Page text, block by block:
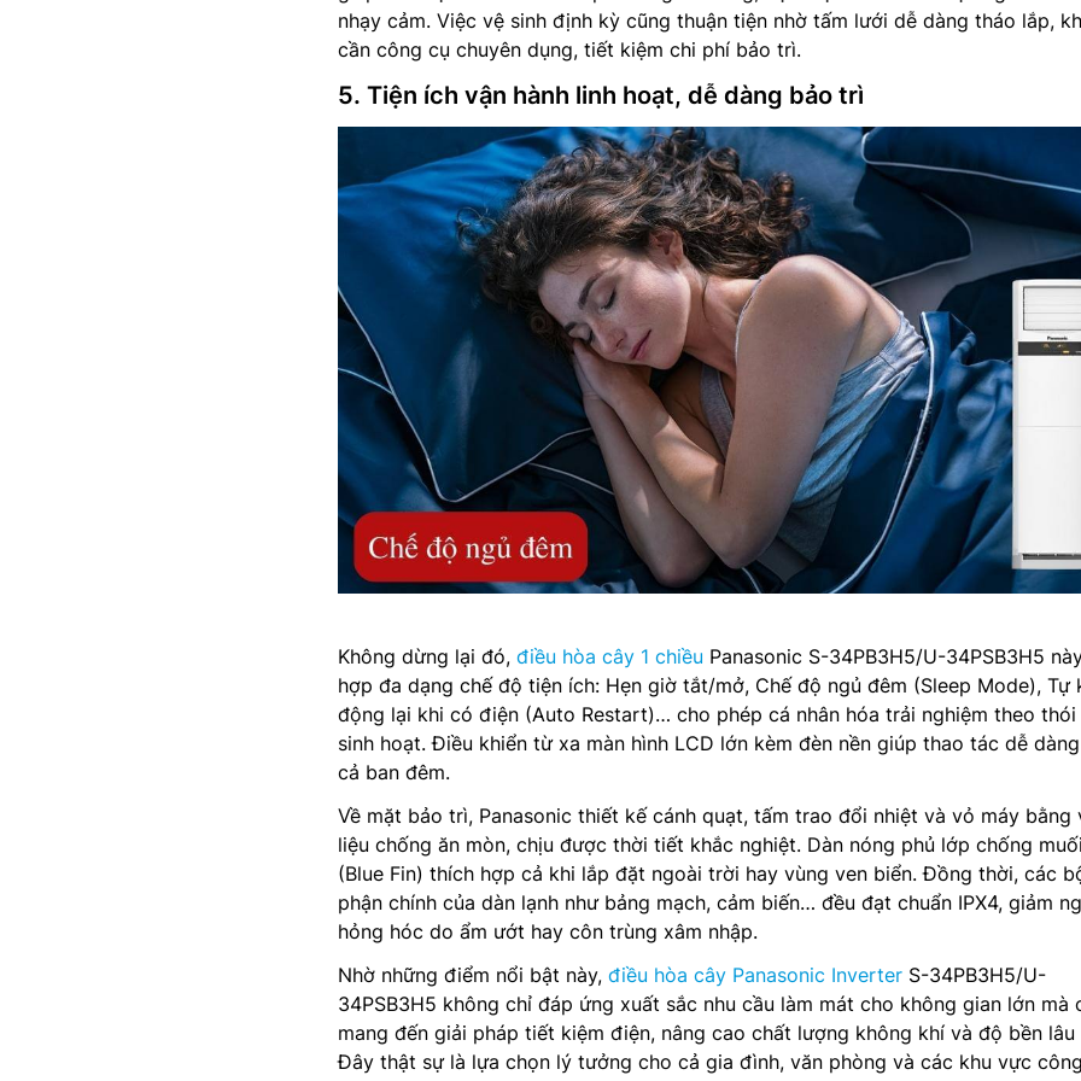
nhạy cảm. Việc vệ sinh định kỳ cũng thuận tiện nhờ tấm lưới dễ dàng tháo lắp,
cần công cụ chuyên dụng, tiết kiệm chi phí bảo trì.
5. Tiện ích vận hành linh hoạt, dễ dàng bảo trì
Không dừng lại đó, điều hòa cây 1 chiều Panasonic S-34PB3H5/U-34PSB3H5
hợp đa dạng chế độ tiện ích: Hẹn giờ tắt/mở, Chế độ ngủ đêm (Sleep Mode), Tự
động lại khi có điện (Auto Restart)… cho phép cá nhân hóa trải nghiệm theo thói
sinh hoạt. Điều khiển từ xa màn hình LCD lớn kèm đèn nền giúp thao tác dễ
cả ban đêm.
Về mặt bảo trì, Panasonic thiết kế cánh quạt, tấm trao đổi nhiệt và vỏ máy bằng
liệu chống ăn mòn, chịu được thời tiết khắc nghiệt. Dàn nóng phủ lớp chống
(Blue Fin) thích hợp cả khi lắp đặt ngoài trời hay vùng ven biển. Đồng thời, các
phận chính của dàn lạnh như bảng mạch, cảm biến… đều đạt chuẩn IPX4, giảm
hỏng hóc do ẩm ướt hay côn trùng xâm nhập.
Nhờ những điểm nổi bật này, điều hòa cây Panasonic Inverter S-34PB3H5/U-
34PSB3H5 không chỉ đáp ứng xuất sắc nhu cầu làm mát cho không gian lớn mà
mang đến giải pháp tiết kiệm điện, nâng cao chất lượng không khí và độ bền lâu
Đây thật sự là lựa chọn lý tưởng cho cả gia đình, văn phòng và các khu vực